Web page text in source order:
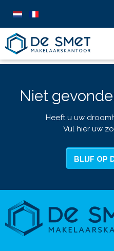
Niet
Heeft u uw
Vul hier uw
BLIJF OP